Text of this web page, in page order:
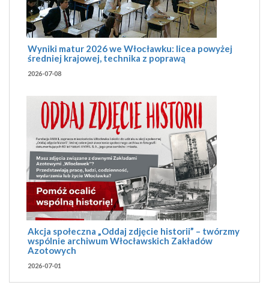
Wyniki matur 2026 we Włocławku: licea powyżej
średniej krajowej, technika z poprawą
2026-07-08
Akcja społeczna „Oddaj zdjęcie historii” – twórzmy
wspólnie archiwum Włocławskich Zakładów
Azotowych
2026-07-01